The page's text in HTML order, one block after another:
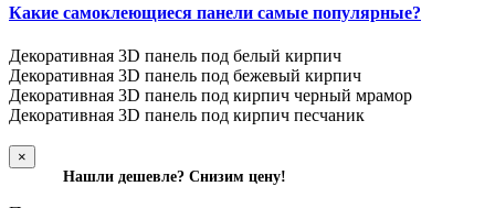
Какие самоклеющиеся панели самые популярные?
Декоративная 3D панель под белый кирпич
Декоративная 3D панель под бежевый кирпич
Декоративная 3D панель под кирпич черный мрамор
Декоративная 3D панель под кирпич песчаник
×
Нашли дешевле? Снизим цену!